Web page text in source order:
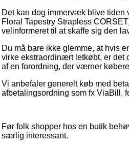
Det kan dog immervæk blive
Floral Tapestry Strapless
velinformeret til at skaffe sig den
Du må bare ikke glemme, at hvis
virke ekstraordinært letkøbt, er det
af en forordning, der værner
Vi anbefaler generelt køb med
afbetalingsordning som fx ViaBill,
Før folk shopper hos en butik
særlig interessant.